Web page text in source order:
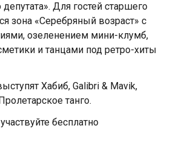
Для гостей старшего
зона «Серебряный возраст» с
озеленением мини-клумб,
и танцами под ретро-хиты
Хабиб, Galibri & Mavik,
танго.
бесплатно